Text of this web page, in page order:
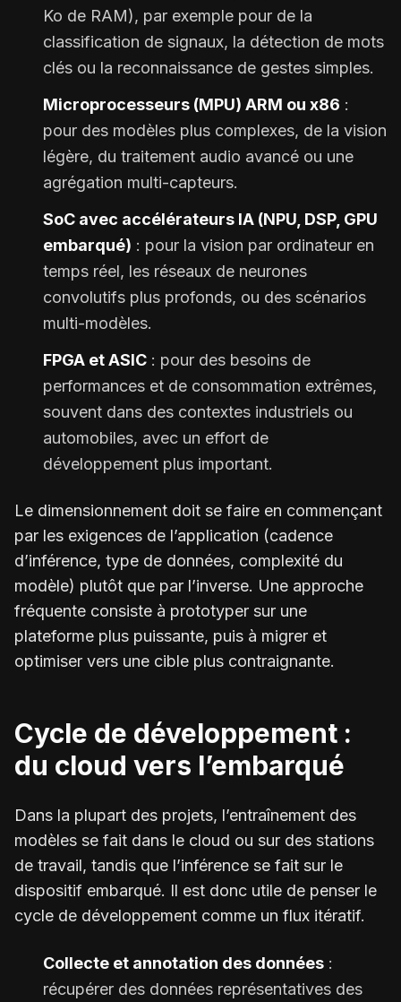
Ko de RAM), par exemple pour de la
classification de signaux, la détection de mots
clés ou la reconnaissance de gestes simples.
Microprocesseurs (MPU) ARM ou x86 :
pour des modèles plus complexes, de la vision
légère, du traitement audio avancé ou une
agrégation multi-capteurs.
SoC avec accélérateurs IA (NPU, DSP, GPU
embarqué) : pour la vision par ordinateur en
temps réel, les réseaux de neurones
convolutifs plus profonds, ou des scénarios
multi-modèles.
FPGA et ASIC : pour des besoins de
performances et de consommation extrêmes,
souvent dans des contextes industriels ou
automobiles, avec un effort de
développement plus important.
Le dimensionnement doit se faire en commençant
par les exigences de l’application (cadence
d’inférence, type de données, complexité du
modèle) plutôt que par l’inverse. Une approche
fréquente consiste à prototyper sur une
plateforme plus puissante, puis à migrer et
optimiser vers une cible plus contraignante.
Cycle de développement :
du cloud vers l’embarqué
Dans la plupart des projets, l’entraînement des
modèles se fait dans le cloud ou sur des stations
de travail, tandis que l’inférence se fait sur le
dispositif embarqué. Il est donc utile de penser le
cycle de développement comme un flux itératif.
Collecte et annotation des données :
récupérer des données représentatives des